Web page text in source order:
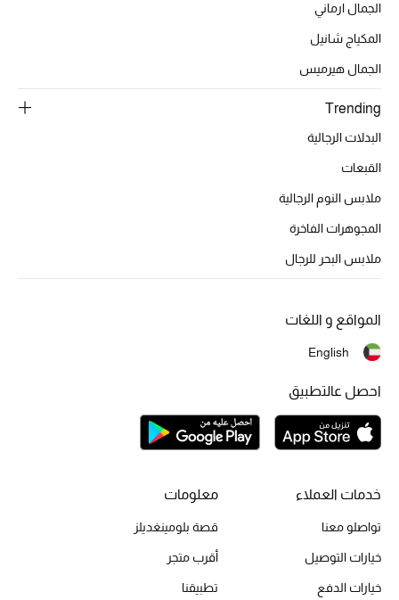
أحذية للأطفال
أبرز المصممين
تسوقوا الأحذية
خصومات
جميع مستحضرات الجمال
الأكثر مبيعاً
العطور
مكتشف العطور
الجمال ارماني
المكياج شانيل
الجمال هيرميس
Trending
البدلات الرجالية
القبعات
ملابس النوم الرجالية
المجوهرات الفاخرة
ملابس البحر للرجال
خدمات العملاء
تواصلو معنا
خيارات التوصيل
خيارات الدفع
معلومات
قصة بلومينغديلز
أقرب متجر
تطبيقنا
المواقع و اللغات
English
احصل عالتطبيق